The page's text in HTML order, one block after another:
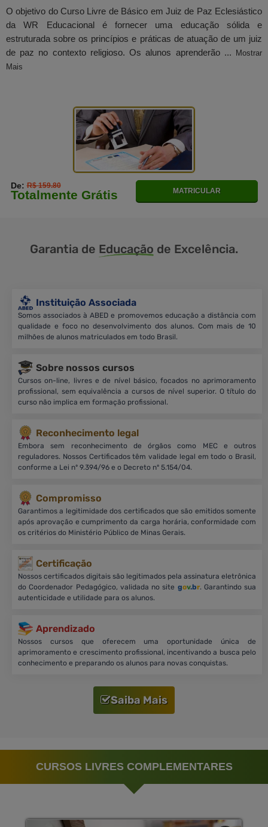
O objetivo do Curso Livre de Básico em Juiz de Paz Eclesiástico
da WR Educacional é fornecer uma educação sólida e
estruturada sobre os princípios e práticas de atuação de um juiz
de paz no contexto religioso. Os alunos aprenderão ... Mostrar
Mais
De:R$ 159.80
Totalmente Grátis MATRICULAR
Garantia de Educação de Excelência.
Instituição Associada
Somos associados à ABED e promovemos educação a distância com
qualidade e foco no desenvolvimento dos alunos. Com mais de 10
milhões de alunos matriculados em todo Brasil.
Sobre nossos cursos
Cursos on-line, livres e de nível básico, focados no aprimoramento
profissional, sem equivalência a cursos de nível superior. O título do
curso não implica em formação profissional.
Reconhecimento legal
Embora sem reconhecimento de órgãos como MEC e outros
reguladores. Nossos Certificados têm validade legal em todo o Brasil,
conforme a Lei nº 9.394/96 e o Decreto nº 5.154/04.
Compromisso
Garantimos a legitimidade dos certificados que são emitidos somente
após aprovação e cumprimento da carga horária, conformidade com
os critérios do Ministério Público de Minas Gerais.
Certificação
Nossos certificados digitais são legitimados pela assinatura eletrônica
do Coordenador Pedagógico, validada no site gov.br. Garantindo sua
autenticidade e utilidade para os alunos.
Aprendizado
Nossos cursos que oferecem uma oportunidade única de
aprimoramento e crescimento profissional, incentivando a busca pelo
conhecimento e preparando os alunos para novas conquistas.
Saiba Mais
CURSOS LIVRES COMPLEMENTARES